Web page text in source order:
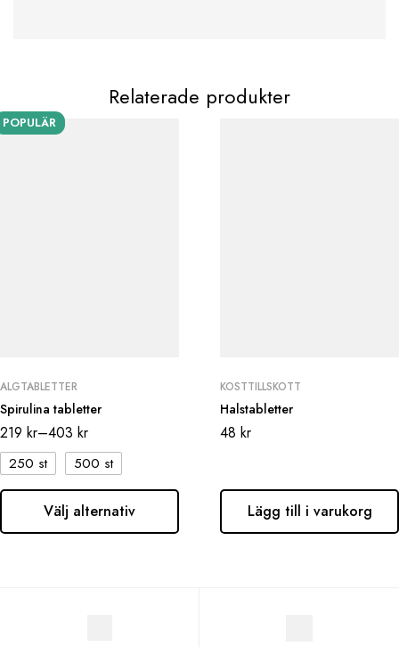
Relaterade produkter
POPULÄR
ALGTABLETTER
Spirulina tabletter
219 kr–403 kr
250 st 500 st
Välj alternativ
KOSTTILLSKOTT
Halstabletter
48 kr
Lägg till i varukorg